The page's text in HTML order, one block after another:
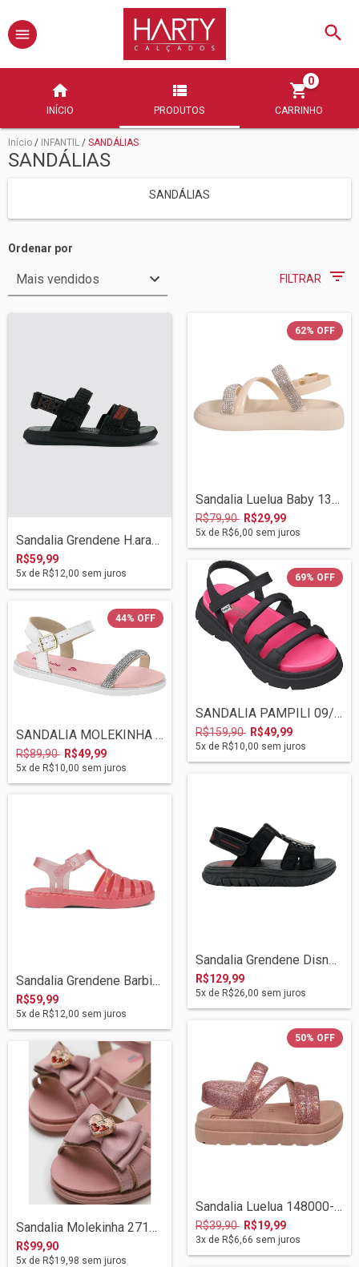
INÍCIO PRODUTOS CARRINHO
0
Início / INFANTIL / SANDÁLIAS
SANDÁLIAS
SANDÁLIAS
Ordenar por
FILTRAR
Sandalia Grendene H.aranha Force 23356 P...
R$59,99
5x de R$12,00 sem juros
62% OFF
Sandalia Luelua Baby 136000-589 Off Whit...
R$79,90 R$29,99
5x de R$6,00 sem juros
44% OFF
SANDALIA MOLEKINHA 09/2023 2312258 BRANC...
R$89,90 R$49,99
5x de R$10,00 sem juros
69% OFF
SANDALIA PAMPILI 09/2022 695.002 PRETO
R$159,90 R$49,99
5x de R$10,00 sem juros
Sandalia Grendene Barbie 22459 Rs Medio/...
R$59,99
5x de R$12,00 sem juros
Sandalia Grendene Disney Puff Bag 23224...
R$129,99
5x de R$26,00 sem juros
Sandalia Molekinha 2714237 Rosa
R$99,90
5x de R$19,98 sem juros
50% OFF
Sandalia Luelua 148000-879 Rosa/rose
R$39,90 R$19,99
3x de R$6,66 sem juros